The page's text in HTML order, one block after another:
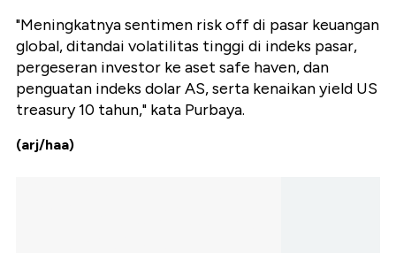
"Meningkatnya sentimen risk off di pasar keuangan
global, ditandai volatilitas tinggi di indeks pasar,
pergeseran investor ke aset safe haven, dan
penguatan indeks dolar AS, serta kenaikan yield US
treasury 10 tahun," kata Purbaya.
(arj/haa)